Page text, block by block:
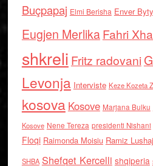
Buçpapaj Elmi Berisha Enver
Eugjen MerlikaFahri
shkreli Fritz radovani
Levonja Interviste Keze Kozeta
kosova Kosove Marjana Bulku
Kosove Nene Tereza presidenti Nishani
Floqi Raimonda Moisiu Ramiz Lushaj
SHBA Shefqet Kercelli shqiperia